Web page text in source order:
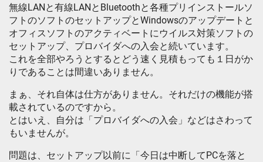
無線LANと有線LANとBluetoothと各種プリインストールソ
フトのソフトのセットアップとWindowsのアップデートと
オフィスソフトのアクティベートにウイルス対策ソフトの
セットアップ、プロバイダへの入会と続いています。
これを全部やろうとするとどう速く見積もっても１日がか
りであることは間違いありません。
まぁ、それ自体は仕方がありません。それだけの機能が搭
載されているのですから。
とはいえ、自分は「プロバイダへの入会」などはさわって
もいませんが。
問題は、セットアップ以前に「今日は中断してPCを落と